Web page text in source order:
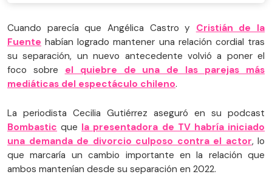
Cuando parecía que Angélica Castro y Cristián de la
Fuente habían logrado mantener una relación cordial tras
su separación, un nuevo antecedente volvió a poner el
foco sobre el quiebre de una de las parejas más
mediáticas del espectáculo chileno.
La periodista Cecilia Gutiérrez aseguró en su podcast
Bombastic que la presentadora de TV habría iniciado
una demanda de divorcio culposo contra el actor, lo
que marcaría un cambio importante en la relación que
ambos mantenían desde su separación en 2022.